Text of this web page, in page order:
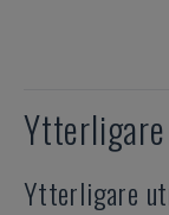
Ytterligare